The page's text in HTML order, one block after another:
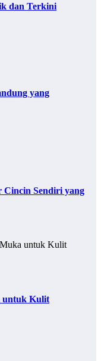
dan Terkini
yang
Sendiri yang
untuk Kulit